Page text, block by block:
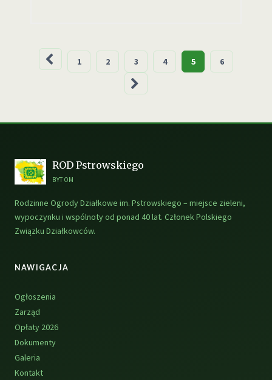
Stronicowanie
1 2 3 4 5 6
ROD Pstrowskiego
BYTOM
Rodzinne Ogrody Działkowe im. Pstrowskiego – miejsce zieleni,
wypoczynku i wspólnoty od ponad 40 lat. Członek Polskiego
Związku Działkowców.
NAWIGACJA
Ogłoszenia
Zarząd
Opłaty 2026
Dokumenty
Galeria
Kontakt